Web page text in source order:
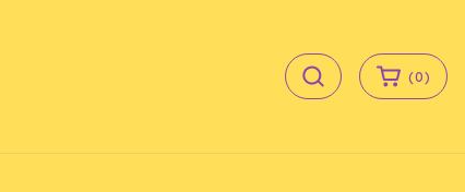
(0)